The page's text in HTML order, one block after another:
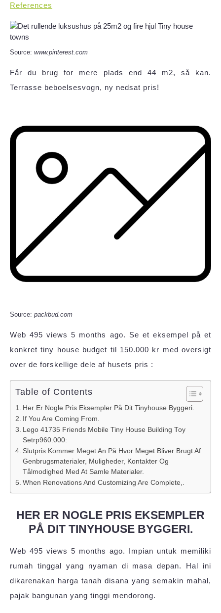
References
Source: www.pinterest.com
Får du brug for mere plads end 44 m2, så kan.
Terrasse beboelsesvogn, ny nedsat pris!
Source: packbud.com
Web 495 views 5 months ago. Se et eksempel på et
konkret tiny house budget til 150.000 kr med oversigt
over de forskellige dele af husets pris :
Table of Contents
Her Er Nogle Pris Eksempler På Dit Tinyhouse Byggeri.
If You Are Coming From.
Lego 41735 Friends Mobile Tiny House Building Toy
Setrp960.000:
Slutpris Kommer Meget An På Hvor Meget Bliver Brugt Af
Genbrugsmaterialer, Muligheder, Kontakter Og
Tålmodighed Med At Samle Materialer.
When Renovations And Customizing Are Complete,.
HER ER NOGLE PRIS EKSEMPLER
PÅ DIT TINYHOUSE BYGGERI.
Web 495 views 5 months ago. Impian untuk memiliki
rumah tinggal yang nyaman di masa depan. Hal ini
dikarenakan harga tanah disana yang semakin mahal,
pajak bangunan yang tinggi mendorong.